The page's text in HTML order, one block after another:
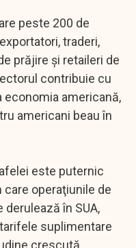
peste 200 de
traderi,
prăjire şi retaileri de
contribuie cu
economia americană,
americani beau în
este puternic
operaţiunile de
în SUA,
suplimentare
crescută.